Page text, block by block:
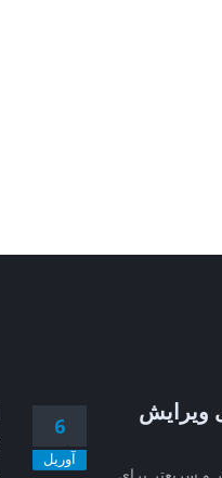
6
آوریل
ویرایش